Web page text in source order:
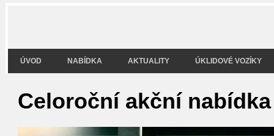
ÚVOD NABÍDKA AKTUALITY ÚKLIDOVÉ VOZÍKY
Celoroční akční nabídka